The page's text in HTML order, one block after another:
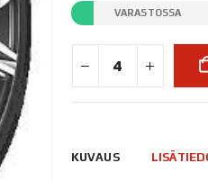
VARASTOSSA
KUVAUS